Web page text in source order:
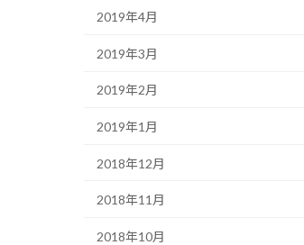
2019年4月
2019年3月
2019年2月
2019年1月
2018年12月
2018年11月
2018年10月